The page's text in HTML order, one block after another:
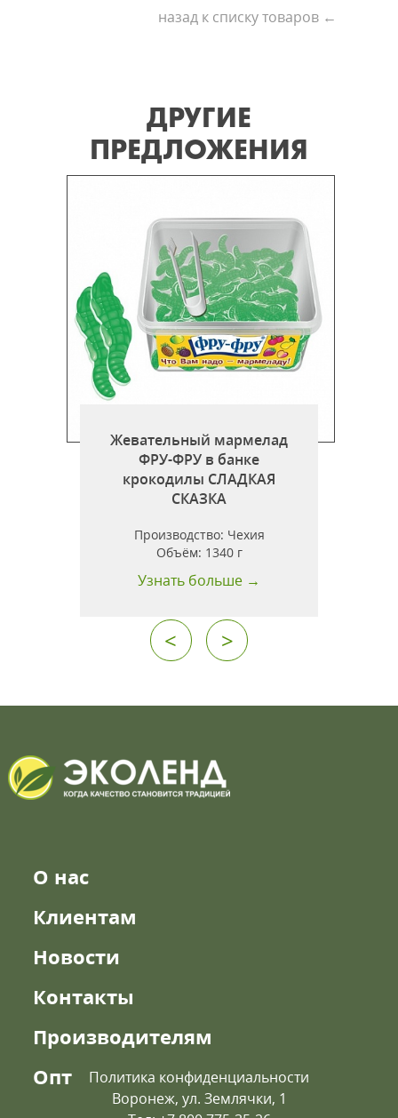
назад к списку товаров ←
ДРУГИЕ
ПРЕДЛОЖЕНИЯ
Жевательный мармелад
ФРУ-ФРУ в банке
крокодилы СЛАДКАЯ
СКАЗКА
Производство: Чехия
Объём: 1340 г
Узнать больше →
< >
О нас
Клиентам
Новости
Контакты
Производителям
Опт
Политика конфиденциальности
Воронеж, ул. Землячки, 1